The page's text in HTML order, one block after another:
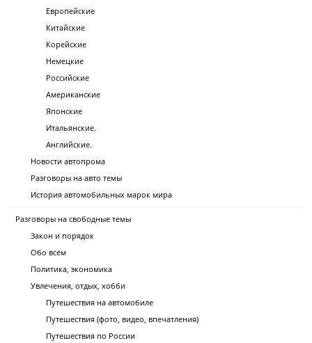
Европейские
Китайские
Корейские
Немецкие
Российские
Американские
Японские
Итальянские.
Английские.
Новости автопрома
Разговоры на авто темы
История автомобильных марок мира
Разговоры на свободные темы
Закон и порядок
Обо всём
Политика, экономика
Увлечения, отдых, хобби
Путешествия на автомобиле
Путешествия (фото, видео, впечатления)
Путешествия по России